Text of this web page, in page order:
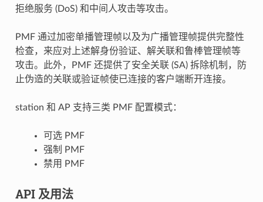
拒绝服务 (DoS) 和中间人攻击等攻击。
PMF 通过加密单播管理帧以及为广播管理帧提供完整性
检查，来应对上述解身份验证、解关联和鲁棒管理帧等
攻击。此外，PMF 还提供了安全关联 (SA) 拆除机制，防
止伪造的关联或验证帧使已连接的客户端断开连接。
station 和 AP 支持三类 PMF 配置模式：
可选 PMF
强制 PMF
禁用 PMF
API 及用法